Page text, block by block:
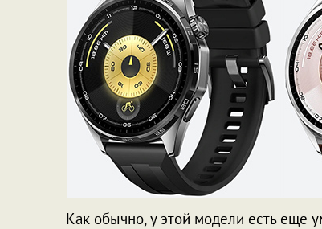
Как обычно, у этой модели есть еще